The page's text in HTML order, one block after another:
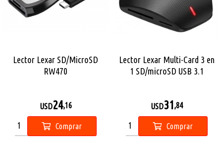
Lector Lexar SD/MicroSD
RW470
USD24,16
Comprar
Lector Lexar Multi-Card 3 en
1 SD/microSD USB 3.1
USD31 ,84
Comprar